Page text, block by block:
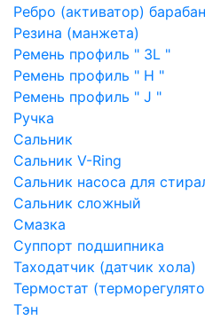
Ребро (активатор)
Резина (манжета)
Ремень профиль " 3L "
Ремень профиль " H "
Ремень профиль " J "
Ручка
Сальник
Сальник V-Ring
Сальник насоса для
Сальник сложный
Смазка
Суппорт подшипника
Таходатчик (датчик хола)
Термостат
Тэн